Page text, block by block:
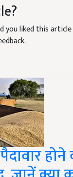
you liked this
पैदावार
जानें